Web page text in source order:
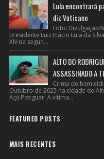
Lula encontrará
diz Vaticano
Foto: Divulgação/
presidente Luiz Inácio Lula da
XIV na segun...
ALTO DO
ASSASSINADO A
Crime de
Outubro de 2025 na cidade de
Açú Potiguar. A vítima...
FEATURED POSTS
MAIS RECENTES